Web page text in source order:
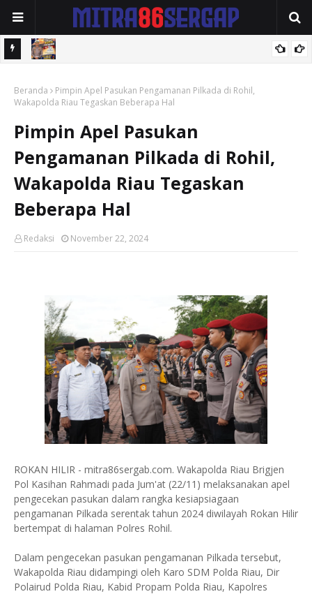
Beranda
Pimpin Apel Pasukan Pengamanan Pilkada di Rohil,
Wakapolda Riau Tegaskan Beberapa Hal
Pimpin Apel Pasukan
Pengamanan Pilkada di Rohil,
Wakapolda Riau Tegaskan
Beberapa Hal
Redaksi November 22, 2024
ROKAN HILIR - mitra86sergab.com. Wakapolda Riau Brigjen
Pol Kasihan Rahmadi pada Jum'at (22/11) melaksanakan apel
pengecekan pasukan dalam rangka kesiapsiagaan
pengamanan Pilkada serentak tahun 2024 diwilayah Rokan Hilir
bertempat di halaman Polres Rohil.
Dalam pengecekan pasukan pengamanan Pilkada tersebut,
Wakapolda Riau didampingi oleh Karo SDM Polda Riau, Dir
Polairud Polda Riau, Kabid Propam Polda Riau, Kapolres